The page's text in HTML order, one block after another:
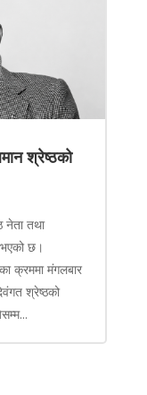
श्रेष्ठको
नेता तथा
भएको छ।
क्रममा मंगलबार
श्रेष्ठको